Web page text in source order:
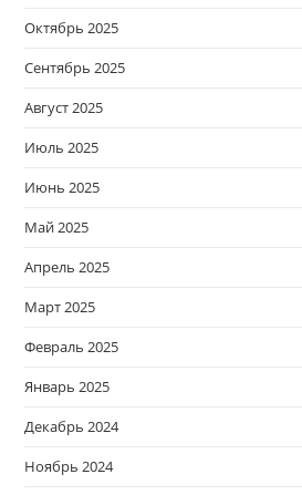
Октябрь 2025
Сентябрь 2025
Август 2025
Июль 2025
Июнь 2025
Май 2025
Апрель 2025
Март 2025
Февраль 2025
Январь 2025
Декабрь 2024
Ноябрь 2024